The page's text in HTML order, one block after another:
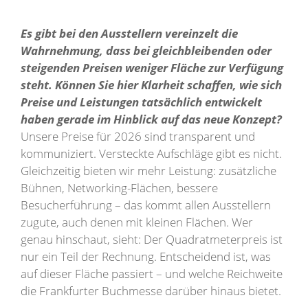
Es gibt bei den Ausstellern vereinzelt die
Wahrnehmung, dass bei gleichbleibenden oder
steigenden Preisen weniger Fläche zur Verfügung
steht. Können Sie hier Klarheit schaffen, wie sich
Preise und Leistungen tatsächlich entwickelt
haben gerade im Hinblick auf das neue Konzept?
Unsere Preise für 2026 sind transparent und
kommuniziert. Versteckte Aufschläge gibt es nicht.
Gleichzeitig bieten wir mehr Leistung: zusätzliche
Bühnen, Networking-Flächen, bessere
Besucherführung – das kommt allen Ausstellern
zugute, auch denen mit kleinen Flächen. Wer
genau hinschaut, sieht: Der Quadratmeterpreis ist
nur ein Teil der Rechnung. Entscheidend ist, was
auf dieser Fläche passiert – und welche Reichweite
die Frankfurter Buchmesse darüber hinaus bietet.